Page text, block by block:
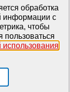
2007–2026
от 14 июля
обработка
информации с
чтобы
пользоваться
использования